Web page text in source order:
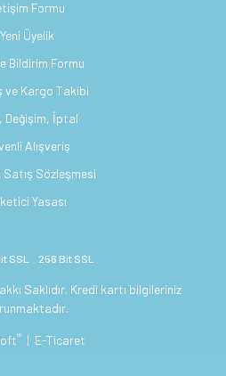
Formu
Yeni Üyelik
Bildirim Formu
ve Kargo Takibi
Değişim, İptal
Alışveriş
Satış Sözleşmesi
Yasası
256 Bit SSL
Saklıdır. Kredi kartı bilgileriniz
® | E-Ticaret